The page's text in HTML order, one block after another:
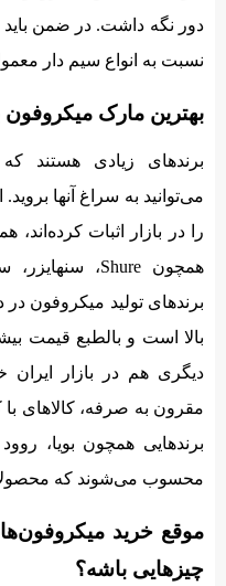
دور نگه داشت. در ضمن
نسبت به انواع سیم دار
بهترین مارک میکروفون
برندهای زیادی هستند
می‌توانید به سراغ آنها
را در بازار اثبات
برندهای تولید میکروفون
بالا است و بالطبع قیمت
دیگری هم در بازار
مقرون به صرفه، کالاهای با
برندهایی همچون بویا،
محسوب می‌شوند که
موقع خرید
چیزهایی باشه؟